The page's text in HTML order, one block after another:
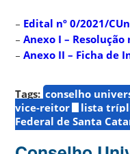
– Edital nº 0/2021/
–Anexo I – Resolução
–Anexo II – Ficha de
Tags: conselho
vice-reitor
lista
Federal de Santa